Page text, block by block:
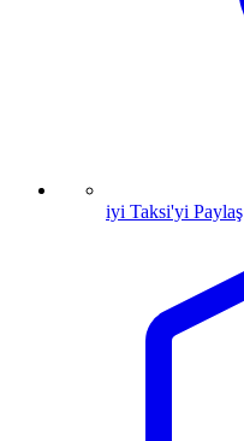
iyi Taksi'yi Paylaş